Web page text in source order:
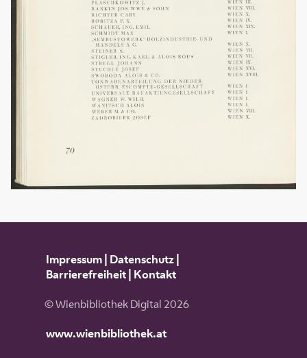
Impressum| Datenschutz|
Barrierefreiheit| Kontakt
© Wienbibliothek Digital 2026
www.wienbibliothek.at